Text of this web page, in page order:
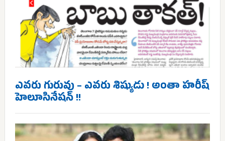
ఎవరు గురువు – ఎవరు శిష్యుడు ! అంతా హరీష్
హెలూసినేషన్ !!